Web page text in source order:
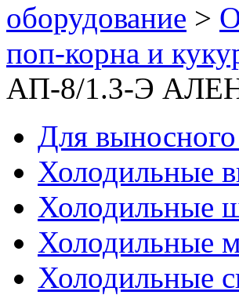
оборудование >
поп-корна и
АП-8/1.3-Э
Для
Холодильные
Холодильные
Холодильные
Холодильные